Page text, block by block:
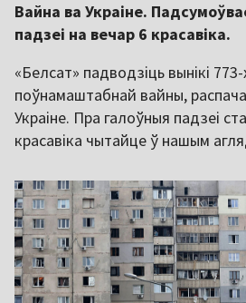
Вайна ва Украіне.
падзеі на вечар 6 красавіка.
«Белсат» падводзіць вынікі
поўнамаштабнай вайны,
Украіне. Пра галоўныя падзеі
красавіка чытайце ў нашым